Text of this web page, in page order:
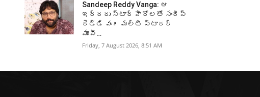
Sandeep Reddy Vanga: ఆ
ఇద్దరు స్టార్ హీరోలతో సందీప్
రెడ్డి వంగ మల్టీ స్టారర్
మూవీ…
Friday, 7 August 2026, 8:51 AM